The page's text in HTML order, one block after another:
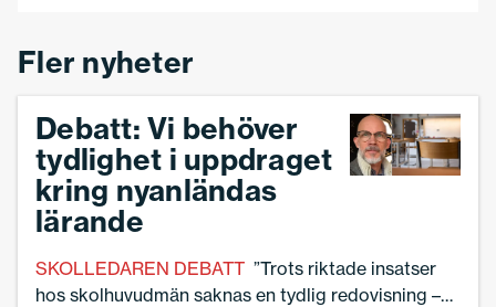
Fler nyheter
Debatt: Vi behöver
tydlighet i uppdraget
kring nyanländas
lärande
SKOLLEDAREN DEBATT ”Trots riktade insatser
hos skolhuvudmän saknas en tydlig redovisning –